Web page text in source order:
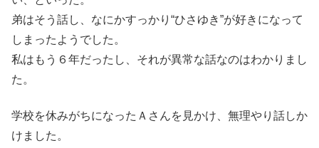
弟はそう話し、なにかすっかり“ひさゆき”が好きになって
しまったようでした。
私はもう６年だったし、それが異常な話なのはわかりまし
た。
学校を休みがちになったＡさんを見かけ、無理やり話しか
けました。